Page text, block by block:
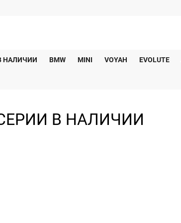
НАЛИЧИИ BMW MINI VOYAH EVOLUTE
В НАЛИЧИИ